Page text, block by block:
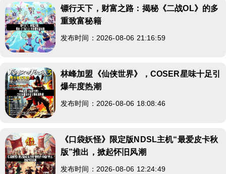
镖行天下，财富之路：揭秘《二战OL》的多
重致富秘籍
发布时间：2026-08-06 21:16:59
林峰加盟《仙侠世界》，COSER星味十足引
爆年度热潮
发布时间：2026-08-06 18:08:46
《口袋妖怪》限定版NDSL主机“最爱皮卡秋
版”推出，掀起怀旧风潮
发布时间：2026-08-06 12:24:49